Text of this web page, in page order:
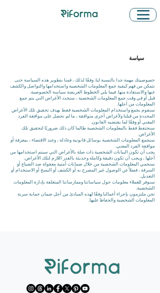
سياسة
خصوصيتك مهمة جدا بالنسبة لنا. وفقًا لذلك ، قمنا بتطوير هذه السياسة حتى
تتمكن من فهم كيفية جمع المعلومات الشخصية واستخدامها والتواصل والكشف
عنها والاستفادة منها. فيما يلي الخطوط العريضة سياسة الخصوصية.
قبل أو في وقت جمع المعلومات الشخصية ، سنحدد الأغراض التي يتم جمع
المعلومات من أجلها.
سنقوم بجمع واستخدام المعلومات الشخصية فقط بهدف تحقيق تلك الأغراض
المحددة من قبلنا ولأغراض أخرى متوافقة ، ما لم نحصل على موافقة الفرد
المعني أو وفقًا لما يقتضيه القانون.
سنحتفظ فقط بالمعلومات الشخصية طالما كان ذلك ضروريًا لتحقيق تلك
الأغراض.
سنجمع المعلومات الشخصية بوسائل قانونية وعادلة ، وعند الاقتضاء ، بمعرفة أو
موافقة الفرد المعني.
يجب أن تكون البيانات الشخصية ذات صلة بالأغراض التي سيتم استخدامها من
أجلها ، ويجب أن تكون دقيقة وكاملة وحديثة بالقدر اللازم لتلك الأغراض.
سنحمي المعلومات الشخصية من خلال ضمانات أمنية معقولة ضد الضياع أو
السرقة ، فضلاً عن الوصول غير المصرح به أو الكشف أو النسخ أو الاستخدام أو
التعديل.
سنوفر للعملاء معلومات حول سياساتنا وممارساتنا المتعلقة بإدارة المعلومات
الشخصية.
نحن ملتزمون بإجراء أعمالنا وفقًا لهذه المبادئ من أجل ضمان حماية سرية
المعلومات الشخصية والحفاظ عليها.